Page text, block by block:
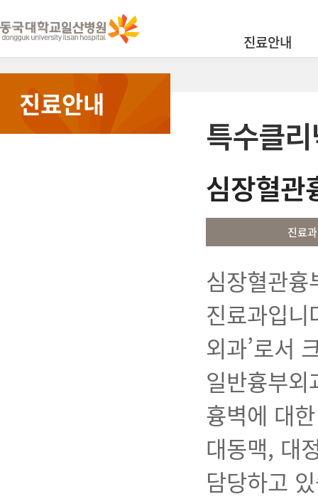
진료안내
진료안내
특수클
심장혈관
진료
심장혈관
진료과입
외과’로서
일반흉부
흉벽에 대
대동맥, 대
담당하고